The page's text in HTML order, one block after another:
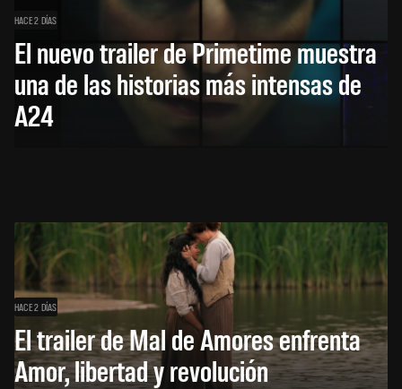
HACE 2 DÍAS
El nuevo trailer de Primetime muestra
una de las historias más intensas de
A24
HACE 2 DÍAS
El trailer de Mal de Amores enfrenta
Amor, libertad y revolución